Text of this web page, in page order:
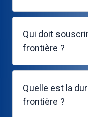
Qui doit
frontière ?
Quelle est la
frontière ?